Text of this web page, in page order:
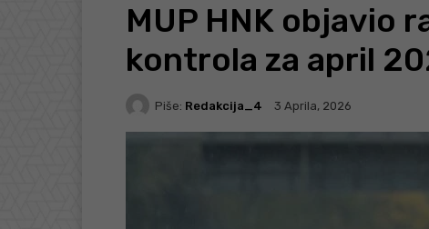
MUP HNK objavio
kontrola za april
Piše: Redakcija_4 3 Aprila, 2026